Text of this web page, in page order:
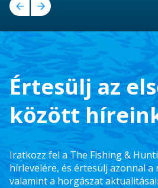
Értesülj az
között
Iratkozz fel a The Fishing &
hírlevelére, és értesülj azonnal
valamint a horgászat